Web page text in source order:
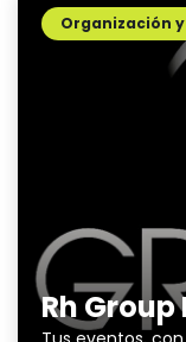
Rh
Organización